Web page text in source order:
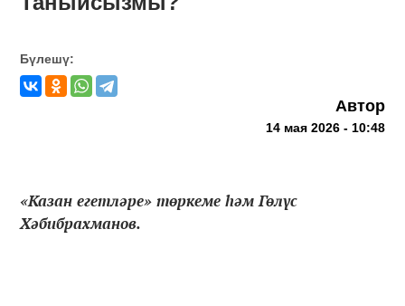
Бүлешү:
Автор
14 мая 2026 - 10:48
«Казан егетләре» төркеме һәм Гөлүс
Хәбибрахманов.